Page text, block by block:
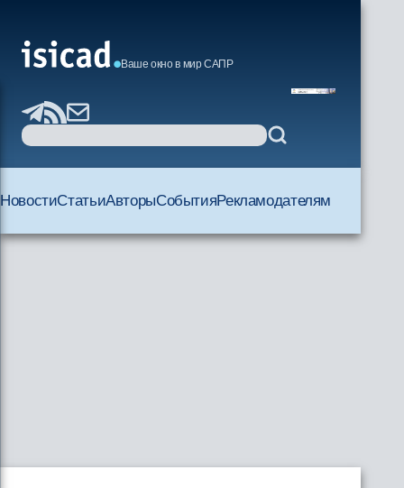
Ваше окно в мир САПР
НовостиСтатьиАвторыСобытияРекламодателям